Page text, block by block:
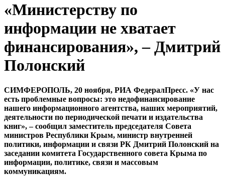
«Министерству по
информации не хватает
финансирования», – Дмитрий
Полонский
СИМФЕРОПОЛЬ, 20 ноября, РИА ФедералПресс. «У нас
есть проблемные вопросы: это недофинансирование
нашего информационного агентства, наших мероприятий,
деятельности по периодической печати и издательства
книг», – сообщил заместитель председателя Совета
министров Республики Крым, министр внутренней
политики, информации и связи РК Дмитрий Полонский на
заседании комитета Государственного совета Крыма по
информации, политике, связи и массовым
коммуникациям.